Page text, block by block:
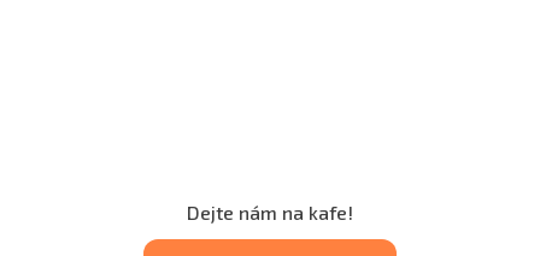
Dejte nám na kafe!